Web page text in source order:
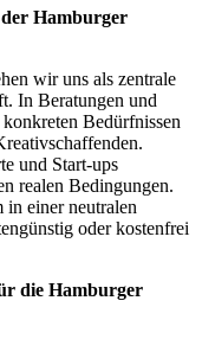
Hamburger
wir uns als zentrale
In Beratungen und
Bedürfnissen
und Start-ups
realen Bedingungen.
einer neutralen
oder kostenfrei
die Hamburger